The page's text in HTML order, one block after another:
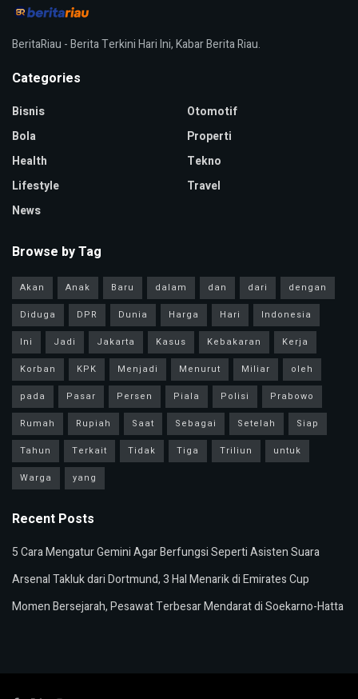
BeritaRiau - Berita Terkini Hari Ini, Kabar Berita Riau.
Categories
Bisnis
Bola
Health
Lifestyle
News
Otomotif
Properti
Tekno
Travel
Browse by Tag
Akan Anak Baru dalam dan dari
dengan
Diduga
DPR Dunia Harga Hari
Indonesia
Ini
Jadi Jakarta Kasus Kebakaran
Kerja
Korban
KPK Menjadi Menurut Miliar
oleh
pada
Pasar Persen Piala Polisi
Prabowo
Rumah
Rupiah Saat Sebagai Setelah
Siap
Tahun
Terkait Tidak Tiga Triliun
untuk
Warga
yang
Recent Posts
5 Cara Mengatur Gemini Agar Berfungsi Seperti Asisten Suara
Arsenal Takluk dari Dortmund, 3 Hal Menarik di Emirates Cup
Momen Bersejarah, Pesawat Terbesar Mendarat di Soekarno-Hatta